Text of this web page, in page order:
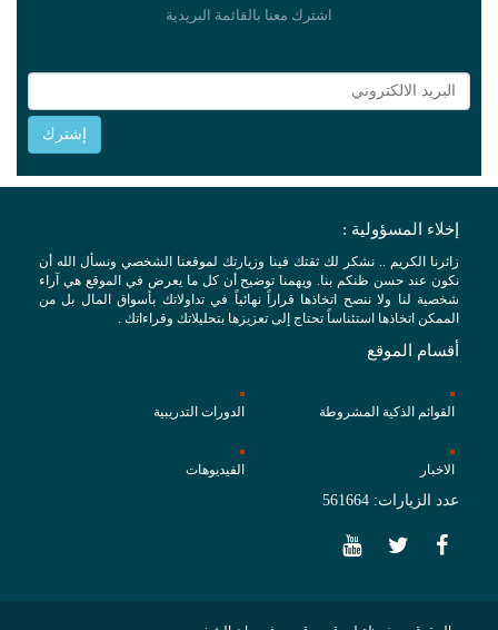
اشترك معنا بالقائمة البريدية
إخلاء المسؤولية :
زائرنا الكريم .. نشكر لك ثقتك فينا وزيارتك لموقعنا الشخصي ونسأل الله أن
نكون عند حسن ظنكم بنا. ويهمنا توضيح أن كل ما يعرض في الموقع هي آراء
شخصية لنا ولا ننصح اتخاذها قراراً نهائياً في تداولاتك بأسواق المال بل من
الممكن اتخاذها استئناساً تحتاج إلى تعزيزها بتحليلاتك وقراءاتك .
أقسام الموقع
القوائم الذكية المشروطة الدورات التدريبية
الاخبار الفيديوهات
عدد الزيارات: 561664